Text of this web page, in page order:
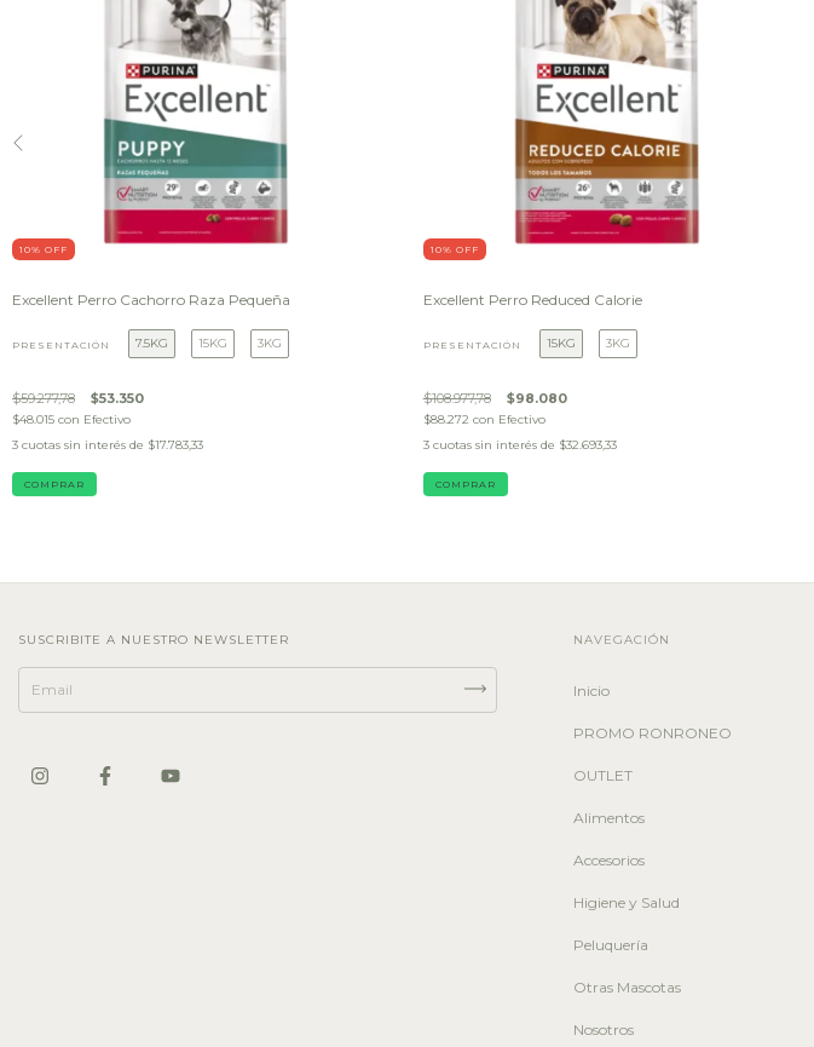
10% OFF
Excellent Perro Cachorro Raza Pequeña
PRESENTACIÓN 7.5KG 15KG 3KG
$59.277,78 $53.350
$48.015 con Efectivo
3 cuotas sin interés de $17.783,33
COMPRAR
10% OFF
Excellent Perro Reduced Calorie
PRESENTACIÓN 15KG 3KG
$108.977,78 $98.080
$88.272 con Efectivo
3 cuotas sin interés de $32.693,33
COMPRAR
SUSCRIBITE A NUESTRO NEWSLETTER NAVEGACIÓN
Inicio
PROMO RONRONEO
OUTLET
Alimentos
Accesorios
Higiene y Salud
Peluquería
Otras Mascotas
Nosotros